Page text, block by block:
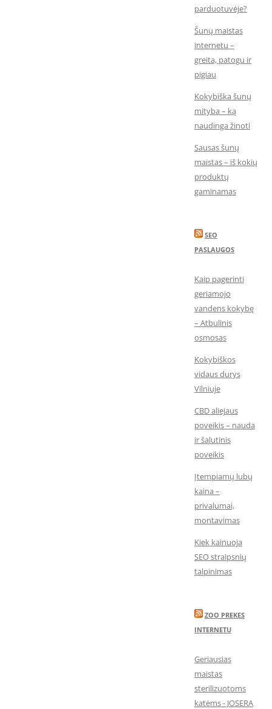
parduotuvėje?
Šunų maistas
internetu –
greita, patogu ir
pigiau
Kokybiška šunų
mityba – ką
naudinga žinoti
Sausas šunų
maistas – iš kokių
produktų
gaminamas
SEO
PASLAUGOS
Kaip pagerinti
geriamojo
vandens kokybę
– Atbulinis
osmosas
Kokybiškos
vidaus durys
Vilniuje
CBD aliejaus
poveikis – nauda
ir šalutinis
poveikis
Įtempiamų lubų
kaina –
privalumai,
montavimas
Kiek kainuoja
SEO straipsnių
talpinimas
ZOO PREKES
INTERNETU
Geriausias
maistas
sterilizuotoms
katėms - JOSERA